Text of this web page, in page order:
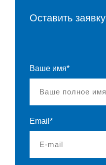
Оставить заявку
Ваше имя*
Email*